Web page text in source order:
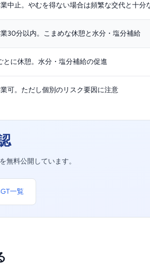
中止。やむを得ない場合は頻繁な交代と十分
30分以内。こまめな休憩と水分・塩分補給
とに休憩。水分・塩分補給の促進
可。ただし個別のリスク要因に注意
無料公開しています。
一覧